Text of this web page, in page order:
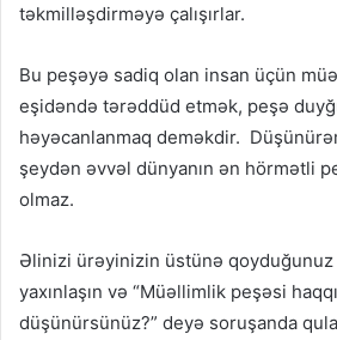
təkmilləşdirməyə çalışırlar.
Bu peşəyə sadiq olan insan üçün
eşidəndə tərəddüd etmək, peşə
həyəcanlanmaq deməkdir.
şeydən əvvəl dünyanın ən hörmətli
olmaz.
Əlinizi ürəyinizin üstünə qoyduğunuz
yaxınlaşın və “Müəllimlik peşəsi
düşünürsünüz?” deyə soruşanda